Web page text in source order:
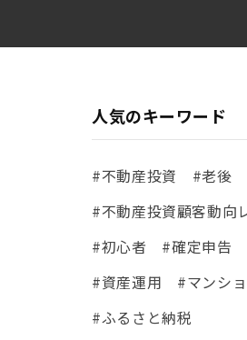
人気のキーワード
#不動産投資 #老後
#不動産投資顧客動向
#初心者
#確定申告
#資産運用
#マンシ
#ふるさと納税